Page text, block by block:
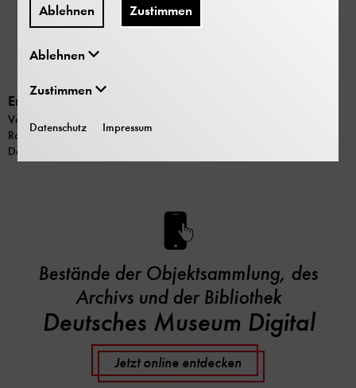
Erstes Rastertunnelmikroskop von IBM, Nachbildung
Von: IBM Zurich Research Laboratory (Rüschlikon); Binnig, Gerd;
Rohrer, Heinrich
Datierung: 1981
Bestände der Objektsammlung, des
Archivs und der Bibliothek
Deutsches Museum Digital
Jetzt online entdecken
Ablehnen Zustimmen
Ablehnen
Zustimmen
Datenschutz Impressum